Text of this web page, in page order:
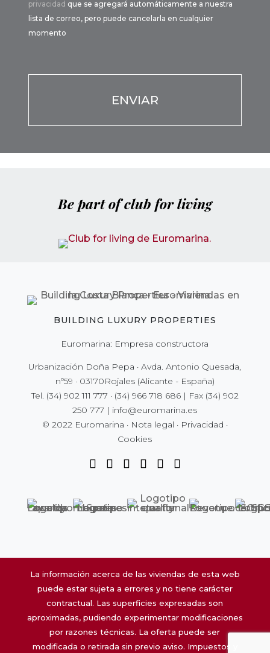
privacidad que se agregará automáticamente a nuestra
lista de correo, pero puede cancelarla en cualquier
momento
Be part of club for living
BUILDING LUXURY PROPERTIES
Euromarina: Empresa constructora
Urbanización Doña Pepa · Avda. Antonio Quesada,
nº59 · 03170Rojales (Alicante - España)
Tel. (34) 902 111 777 · (34) 966 718 686| Fax (34) 902
250 777 | info@euromarina.es
© 2022 Euromarina · Nota legal · Privacidad ·
Cookies
La información acerca de las viviendas de esta web
puede estar sujeta a errores y no tiene carácter
contractual. Las superficies expresadas son
aproximadas, pudiendo experimentar modificaciones
por razones técnicas. La oferta puede ser
modificada o retirada sin previo aviso. Impuestos y